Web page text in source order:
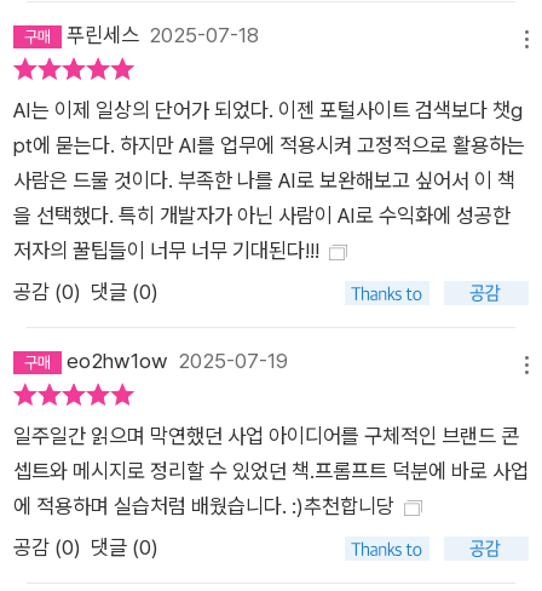
푸린세스 2025-07-18
AI는 이제 일상의 단어가 되었다. 이젠 포털사이트 검색보다 챗g
pt에 묻는다. 하지만 AI를 업무에 적용시켜 고정적으로 활용하는
사람은 드물 것이다. 부족한 나를 AI로 보완해보고 싶어서 이 책
을 선택했다. 특히 개발자가 아닌 사람이 AI로 수익화에 성공한
저자의 꿀팁들이 너무 너무 기대된다!!!
공감 (0) 댓글 (0)
eo2hw1ow 2025-07-19
일주일간 읽으며 막연했던 사업 아이디어를 구체적인 브랜드 콘
셉트와 메시지로 정리할 수 있었던 책.프롬프트 덕분에 바로 사업
에 적용하며 실습처럼 배웠습니다. :)추천합니당
공감 (0) 댓글 (0)